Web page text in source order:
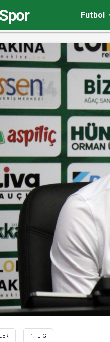
Futbol
1. LIG
İstediğimiz reaksiyonu